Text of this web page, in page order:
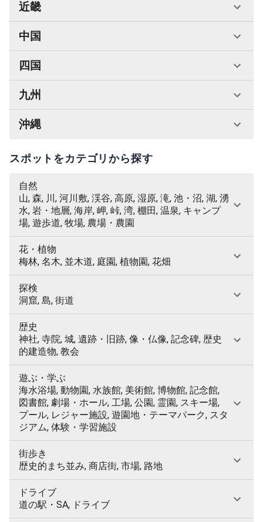
近畿
中国
四国
九州
沖縄
スポットをカテゴリから探す
自然
山, 森, 川, 河川敷, 渓谷, 高原, 湿原, 滝, 池・沼, 湖, 湧
水, 岩・地層, 海岸, 岬, 峠, 湾, 棚田, 温泉, キャンプ
場, 遊歩道, 牧場, 農場・農園
花・植物
梅林, 名木, 並木道, 庭園, 植物園, 花畑
探検
洞窟, 島, 街道
歴史
神社, 寺院, 城, 遺跡・旧跡, 像・仏像, 記念碑, 歴史
的建造物, 教会
遊ぶ・学ぶ
海水浴場, 動物園, 水族館, 美術館, 博物館, 記念館,
図書館, 劇場・ホール, 工場, 公園, 霊園, スキー場,
プール, レジャー施設, 遊園地・テーマパーク, スタ
ジアム, 体験・学習施設
街歩き
歴史的まち並み, 商店街, 市場, 路地
ドライブ
道の駅・SA, ドライブ